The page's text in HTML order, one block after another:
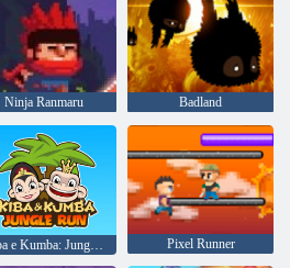
Ninja Ranmaru Badland
Kiba e Kumba: Jungle Run Pixel Runner